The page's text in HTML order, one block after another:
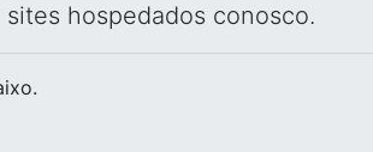
hospedados conosco.